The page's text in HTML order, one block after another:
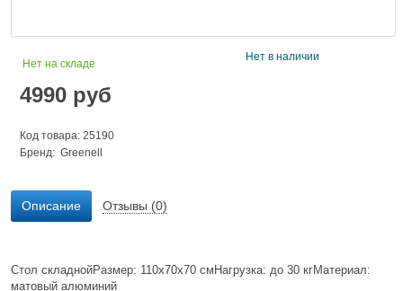
Нет на складе
4990 руб
Код товара: 25190
Бренд: Greenell
Нет в наличии
Описание Отзывы (0)
Стол складнойРазмер: 110x70x70 смНагрузка: до 30 кгМатериал:
матовый алюминий